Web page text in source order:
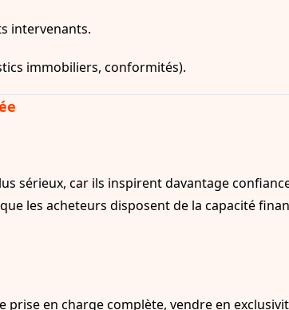
intervenants.
immobiliers, conformités).
sérieux, car ils inspirent davantage
les acheteurs disposent de la capacité
en charge complète, vendre en